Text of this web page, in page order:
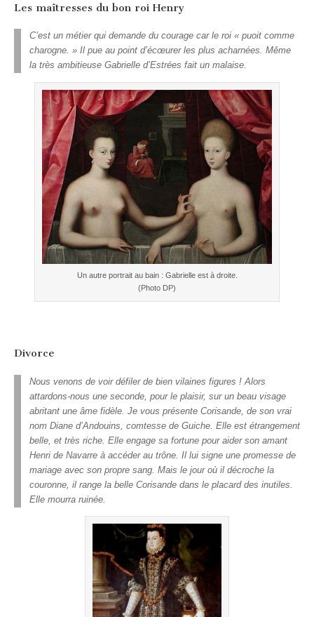
Les maîtresses du bon roi Henry
C’est un métier qui demande du courage car le roi « puoit comme
charogne. » Il pue au point d’écœurer les plus acharnées. Même
la très ambitieuse Gabrielle d’Estrées fait un malaise.
Un autre portrait au bain : Gabrielle est à droite.
(Photo DP)
Divorce
Nous venons de voir défiler de bien vilaines figures ! Alors
attardons-nous une seconde, pour le plaisir, sur un beau visage
abritant une âme fidèle. Je vous présente Corisande, de son vrai
nom Diane d’Andouins, comtesse de Guiche. Elle est étrangement
belle, et très riche. Elle engage sa fortune pour aider son amant
Henri de Navarre à accéder au trône. Il lui signe une promesse de
mariage avec son propre sang. Mais le jour où il décroche la
couronne, il range la belle Corisande dans le placard des inutiles.
Elle mourra ruinée.